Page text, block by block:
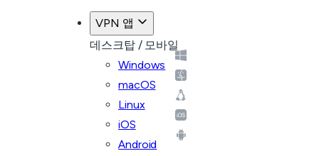
VPN 앱
데스크탑 / 모바일
Windows
macOS
Linux
iOS
Android